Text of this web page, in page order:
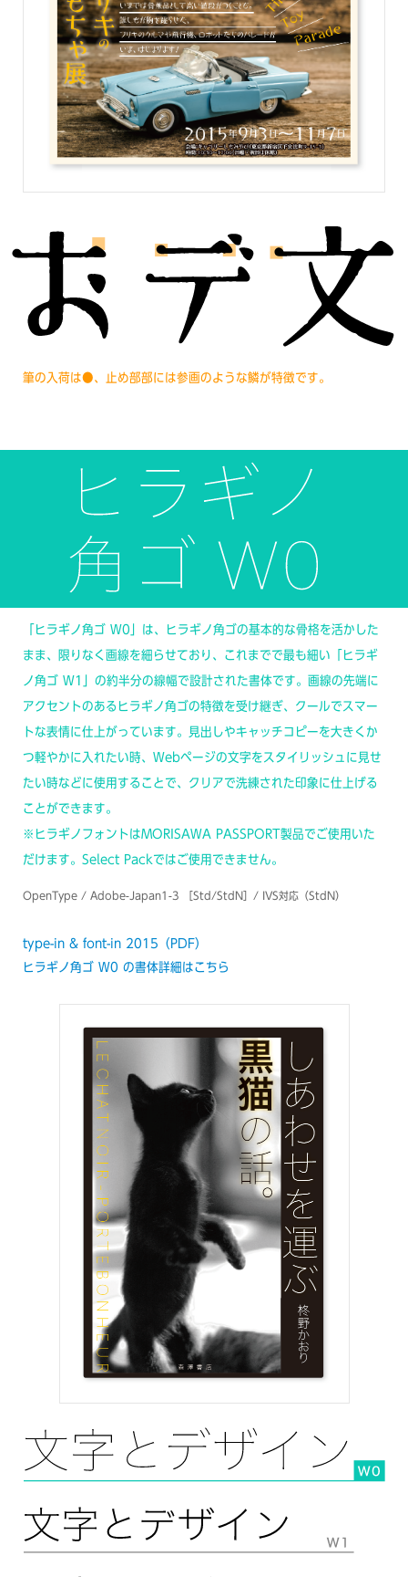
筆の入荷は●、止め部部には参画のような鱗が特徴です。
「ヒラギノ角ゴ W0」は、ヒラギノ角ゴの基本的な骨格を活かした
まま、限りなく画線を細らせており、これまでで最も細い「ヒラギ
ノ角ゴ W1」の約半分の線幅で設計された書体です。画線の先端に
アクセントのあるヒラギノ角ゴの特徴を受け継ぎ、クールでスマー
トな表情に仕上がっています。見出しやキャッチコピーを大きくか
つ軽やかに入れたい時、Webページの文字をスタイリッシュに見せ
たい時などに使用することで、クリアで洗練された印象に仕上げる
ことができます。
※ヒラギノフォントはMORISAWA PASSPORT製品でご使用いた
だけます。Select Packではご使用できません。
OpenType / Adobe-Japan1-3 ［Std/StdN］/ IVS対応（StdN）
type-in & font-in 2015（PDF）
ヒラギノ角ゴ W0 の書体詳細はこちら